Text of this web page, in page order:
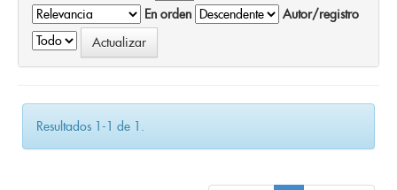
En orden
Autor/registro
Resultados 1-1 de 1.